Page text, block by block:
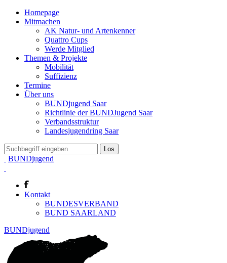
Homepage
Mitmachen
AK Natur- und Artenkenner
Quattro Cups
Werde Mitglied
Themen & Projekte
Mobilität
Suffizienz
Termine
Über uns
BUNDjugend Saar
Richtlinie der BUNDJugend Saar
Verbandsstruktur
Landesjugendring Saar
BUNDjugend
Kontakt
BUNDESVERBAND
BUND SAARLAND
BUNDjugend